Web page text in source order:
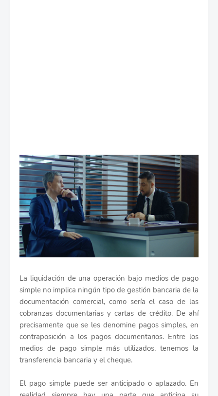
La liquidación de una operación bajo medios de pago
simple no implica ningún tipo de gestión bancaria de la
documentación comercial, como sería el caso de las
cobranzas documentarias y cartas de crédito. De ahí
precisamente que se les denomine pagos simples, en
contraposición a los pagos documentarios. Entre los
medios de pago simple más utilizados, tenemos la
transferencia bancaria y el cheque.
El pago simple puede ser anticipado o aplazado. En